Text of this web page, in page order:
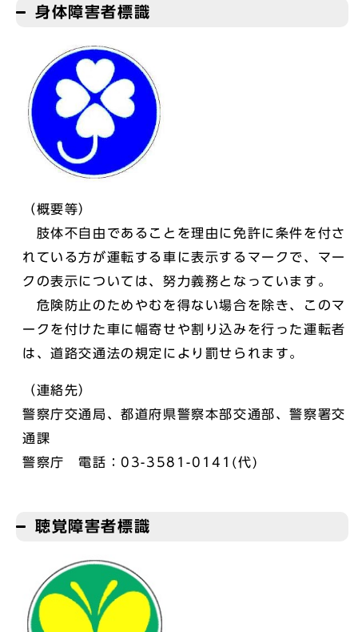
身体障害者標識
（概要等）
肢体不自由であることを理由に免許に条件を付さ
れている方が運転する車に表示するマークで、マー
クの表示については、努力義務となっています。
危険防止のためやむを得ない場合を除き、このマ
ークを付けた車に幅寄せや割り込みを行った運転者
は、道路交通法の規定により罰せられます。
（連絡先）
警察庁交通局、都道府県警察本部交通部、警察署交
通課
警察庁 電話：03-3581-0141(代)
聴覚障害者標識